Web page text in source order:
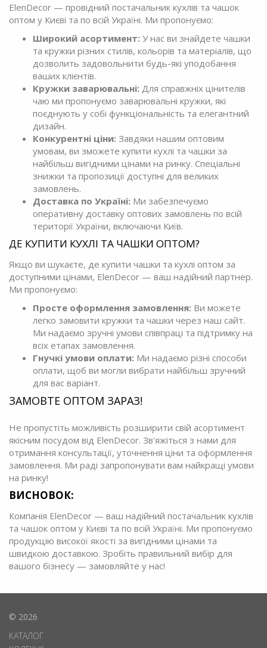
ElenDecor — провідний постачальник кухлів та чашок
оптом у Києві та по всій Україні. Ми пропонуємо:
Широкий асортимент: У нас ви знайдете чашки
та кружки різних стилів, кольорів та матеріалів, що
дозволить задовольнити будь-які уподобання
ваших клієнтів.
Кружки заварювальні: Для справжніх цінителів
чаю ми пропонуємо заварювальні кружки, які
поєднують у собі функціональність та елегантний
дизайн.
Конкурентні ціни: Завдяки нашим оптовим
умовам, ви зможете купити кухлі та чашки за
найбільш вигідними цінами на ринку. Спеціальні
знижки та пропозиції доступні для великих
замовлень.
Доставка по Україні: Ми забезпечуємо
оперативну доставку оптових замовлень по всій
території України, включаючи Київ.
ДЕ КУПИТИ КУХЛІ ТА ЧАШКИ ОПТОМ?
Якщо ви шукаєте, де купити чашки та кухлі оптом за
доступними цінами, ElenDecor — ваш надійний партнер.
Ми пропонуємо:
Просте оформлення замовлення: Ви можете
легко замовити кружки та чашки через наш сайт.
Ми надаємо зручні умови співпраці та підтримку на
всіх етапах замовлення.
Гнучкі умови оплати: Ми надаємо різні способи
оплати, щоб ви могли вибрати найбільш зручний
для вас варіант.
ЗАМОВТЕ ОПТОМ ЗАРАЗ!
Не пропустіть можливість розширити свій асортимент
якісним посудом від ElenDecor. Зв'яжіться з нами для
отримання консультації, уточнення ціни та оформлення
замовлення. Ми раді запропонувати вам найкращі умови
на ринку!
ВИСНОВОК:
Компанія ElenDecor — ваш надійний постачальник кухлів
та чашок оптом у Києві та по всій Україні. Ми пропонуємо
продукцію високої якості за вигідними цінами та
швидкою доставкою. Зробіть правильний вибір для
вашого бізнесу — замовляйте у нас!
© 2026
КАТАЛОГ